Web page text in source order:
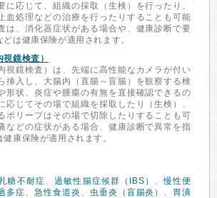
に応じて、組織の採取（生検）を行ったり、
血処理などの治療を行ったりすることも可能
は、消化器症状がある場合や、健康診断で要
は健康保険が適用されます。
鏡検査）
視鏡検査）は、先端に高性能なカメラが付い
挿入し、大腸内（直腸～盲腸）を観察する検
形状、炎症や腫瘍の有無を直接確認できるの
応じてその場で組織を採取したり（生検）、
ポリープはその場で切除したりすることも可
などの症状がある場合、健康診断で異常を指
康保険が適用されます。
糖不耐症、過敏性腸症候群（IBS） 、慢性便
多症、 急性食道炎 、 虫垂炎（盲腸炎） 、 胃潰